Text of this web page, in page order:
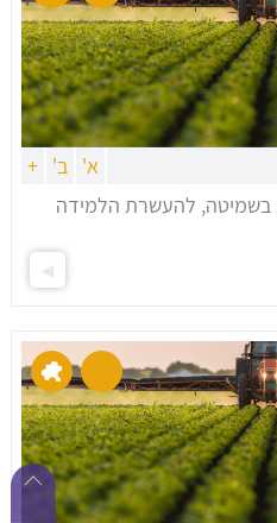
א' ב' +
בשמיטה, להעשרת הלמידה